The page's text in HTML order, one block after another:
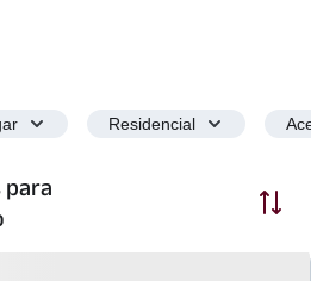
Residencial
para
Ordenar